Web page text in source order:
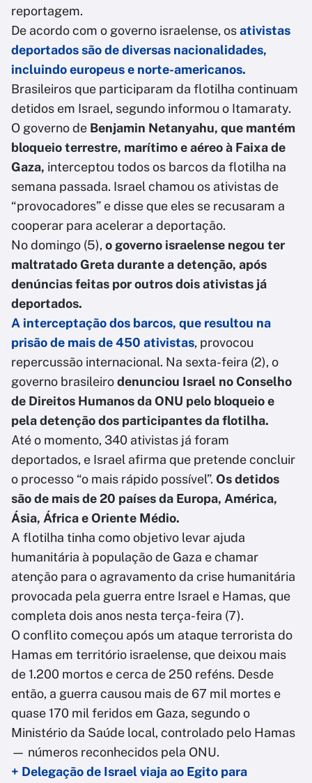
reportagem.
De acordo com o governo israelense, osativistas
deportados são de diversas nacionalidades,
incluindo europeus e norte-americanos.
Brasileiros que participaram da flotilha continuam
detidos em Israel, segundo informou o Itamaraty.
O governo de Benjamin Netanyahu, que mantém
bloqueio terrestre, marítimo e aéreo à Faixa de
Gaza, interceptou todos os barcos da flotilha na
semana passada. Israel chamou os ativistas de
“provocadores” e disse que eles se recusaram a
cooperar para acelerar a deportação.
No domingo (5), o governo israelense negou ter
maltratado Greta durante a detenção, após
denúncias feitas por outros dois ativistas já
deportados.
A interceptação dos barcos, que resultou na
prisão de mais de 450 ativistas, provocou
repercussão internacional. Na sexta-feira (2), o
governo brasileirodenunciou Israel no Conselho
de Direitos Humanos da ONU pelo bloqueio e
pela detenção dos participantes da flotilha.
Até o momento, 340 ativistas já foram
deportados, e Israel afirma que pretende concluir
o processo “o mais rápido possível”. Os detidos
são de mais de 20 países da Europa, América,
Ásia, África e Oriente Médio.
A flotilha tinha como objetivo levar ajuda
humanitária à população de Gaza e chamar
atenção para o agravamento da crise humanitária
provocada pela guerra entre Israel e Hamas, que
completa dois anos nesta terça-feira (7).
O conflito começou após um ataque terrorista do
Hamas em território israelense, que deixou mais
de 1.200 mortos e cerca de 250 reféns. Desde
então, a guerra causou mais de 67 mil mortes e
quase 170 mil feridos em Gaza, segundo o
Ministério da Saúde local, controlado pelo Hamas
— números reconhecidos pela ONU.
+ Delegação de Israel viaja ao Egito para